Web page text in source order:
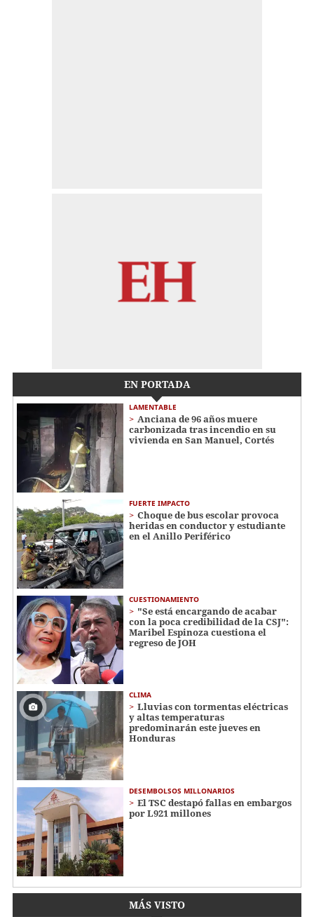
EN PORTADA
LAMENTABLE
Anciana de 96 años muere
carbonizada tras incendio en su
vivienda en San Manuel, Cortés
FUERTE IMPACTO
Choque de bus escolar provoca
heridas en conductor y estudiante
en el Anillo Periférico
CUESTIONAMIENTO
"Se está encargando de acabar
con la poca credibilidad de la CSJ":
Maribel Espinoza cuestiona el
regreso de JOH
CLIMA
Lluvias con tormentas eléctricas
y altas temperaturas
predominarán este jueves en
Honduras
DESEMBOLSOS MILLONARIOS
El TSC destapó fallas en embargos
por L921 millones
MÁS VISTO